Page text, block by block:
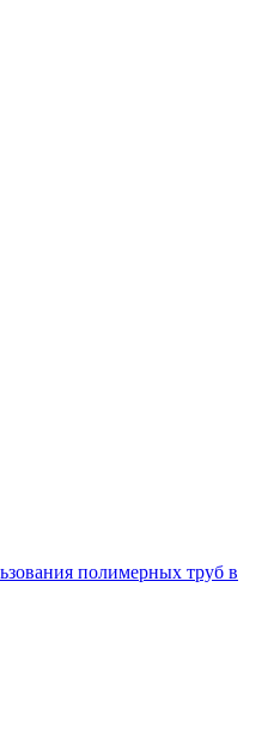
полимерных труб в